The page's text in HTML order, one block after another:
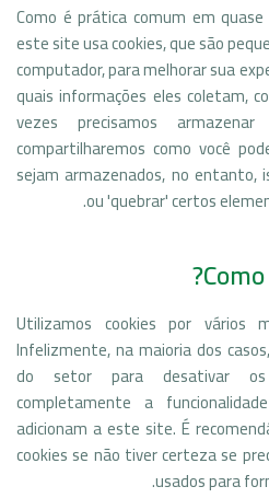
Como é prática comum em
este site usa cookies, que são
computador, para melhorar sua
quais informações eles coletam,
vezes precisamos
compartilharemos como você
sejam armazenados, no entanto,
ou 'quebrar' certos
Utilizamos cookies por vários
Infelizmente, na maioria dos
do setor para desativar
completamente a
adicionam a este site. É
cookies se não tiver certeza se
usados ​​para